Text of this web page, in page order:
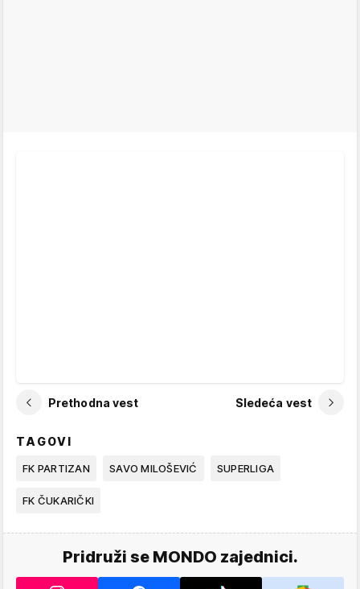
Prethodna vest Sledeća vest
TAGOVI
FK PARTIZAN SAVO MILOŠEVIĆ SUPERLIGA
FK ČUKARIČKI
Pridruži se MONDO zajednici.